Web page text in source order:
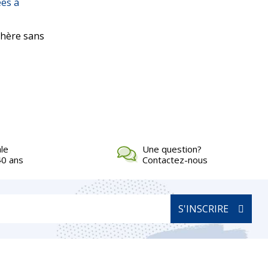
sans
ans
Une question?
Contactez-nous
S'INSCRIRE